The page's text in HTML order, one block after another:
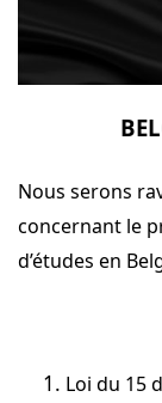
Nous serons
concernant le
d’études en
Loi du 15